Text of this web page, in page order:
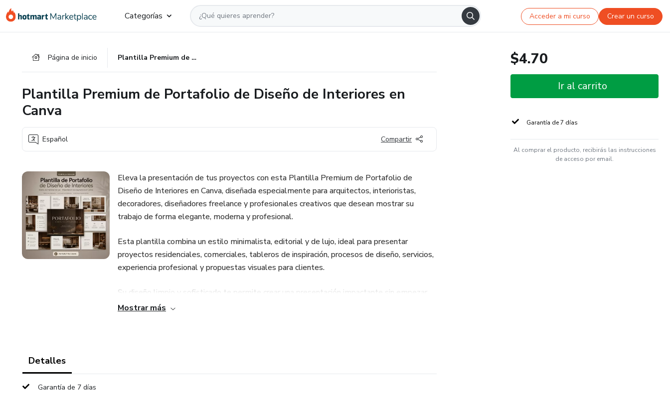
Categorías Acceder a mi curso Crear un curso
Página de inicio Plantilla Premium de Portafolio de Diseño de Interiores en Canva
Plantilla Premium de Portafolio de Diseño de Interiores en
Canva
Español Compartir
Eleva la presentación de tus proyectos con esta Plantilla Premium de Portafolio de
Diseño de Interiores en Canva, diseñada especialmente para arquitectos, interioristas,
decoradores, diseñadores freelance y profesionales creativos que desean mostrar su
trabajo de forma elegante, moderna y profesional.
Esta plantilla combina un estilo minimalista, editorial y de lujo, ideal para presentar
proyectos residenciales, comerciales, tableros de inspiración, procesos de diseño, servicios,
experiencia profesional y propuestas visuales para clientes.
Su diseño limpio y sofisticado te permite crear una presentación impactante sin empezar
desde cero.
Mostrar más
Detalles
Garantía de 7 días
$4.70
Ir al carrito
Garantía de 7 días
Al comprar el producto, recibirás las instrucciones
de acceso por email.